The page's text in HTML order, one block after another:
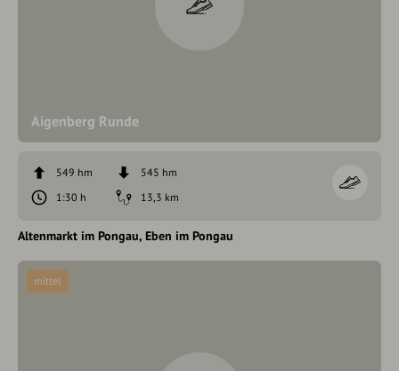
Aigenberg Runde
549 hm
545 hm
1:30 h
13,3 km
Altenmarkt im Pongau Eben im Pongau
mittel